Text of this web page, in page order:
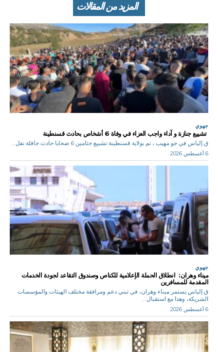
المزيد من المقالات
جهوي
تشييع جنازة و آداء واجب العزاء في وفاة 6 أشخاص بحادث قسنطينة
ق.إلياس في جو مهيب ، تم بولاية قسنطينة تشييع جثامين 6 ضحايا حادث حافلة نقل...
6 أغسطس 2026
جهوي
ميناء وهران: انطلاق الحملة الإعلامية للكناص وصندوق التقاعد لجودة الخدمات
المقدمة للمسافرين
ق.إلياس يستمر ميناء وهران، في تبني دعم ومرافقة مختلف الهيئات والمؤسسات
الشريكة، وهذا مع استقبال...
6 أغسطس 2026